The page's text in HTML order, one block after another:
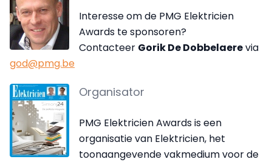
Interesse om de PMG Elektricien
Awards te sponsoren?
Contacteer Gorik De Dobbelaerevia
god@pmg.be
Organisator
PMG Elektricien Awards is een
organisatie van Elektricien, het
toonaangevende vakmedium voor de